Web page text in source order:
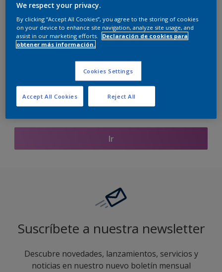
Encontrar productos de este color
Ir
Suscríbete a nuestra newsletter
Descubre novedades, lanzamientos, servicios y
noticias en nuestro nuevo boletín mensual
We respect your privacy.
By clicking “Accept All Cookies”, you agree to the storing of cookies
on your device to enhance site navigation, analyze site usage, and
assist in our marketing efforts.
Declaración de cookies para
obtener más información.
Cookies Settings
Reject All
Accept All Cookies